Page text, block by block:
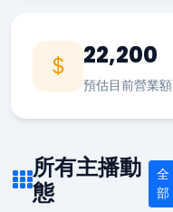
22,200
預估目前營業額
所有主播動
態
全
部